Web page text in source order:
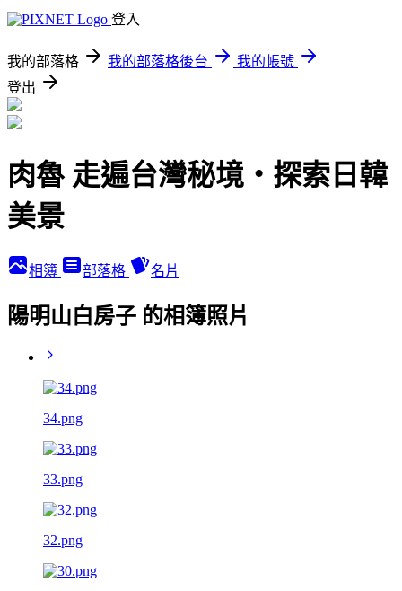
登入
我的部落格 我的部落格後台
我的帳號
登出
肉魯 走遍台灣秘境・探索日韓
美景
相簿 部落格 名片
陽明山白房子 的相簿照片
34.png
33.png
32.png